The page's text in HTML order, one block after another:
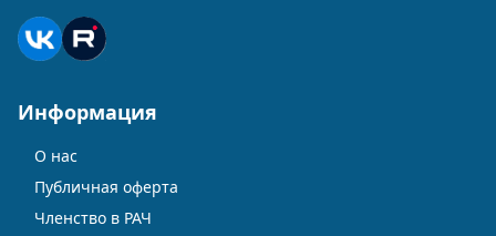
Информация
О нас
Публичная оферта
Членство в РАЧ